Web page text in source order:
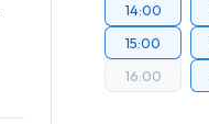
14:00
15:00
16:00